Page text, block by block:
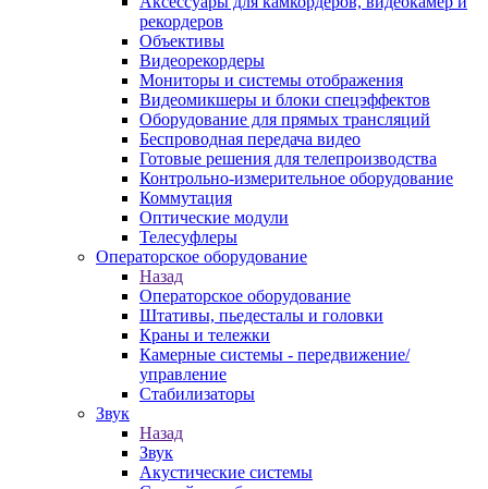
рекордеров
Объективы
Видеорекордеры
Мониторы и системы отображения
Видеомикшеры и блоки спецэффектов
Оборудование для прямых трансляций
Беспроводная передача видео
Готовые решения для телепроизводства
Контрольно-измерительное оборудование
Коммутация
Оптические модули
Телесуфлеры
Операторское оборудование
Назад
Операторское оборудование
Штативы, пьедесталы и головки
Краны и тележки
Камерные системы - передвижение/
управление
Стабилизаторы
Звук
Назад
Звук
Акустические системы